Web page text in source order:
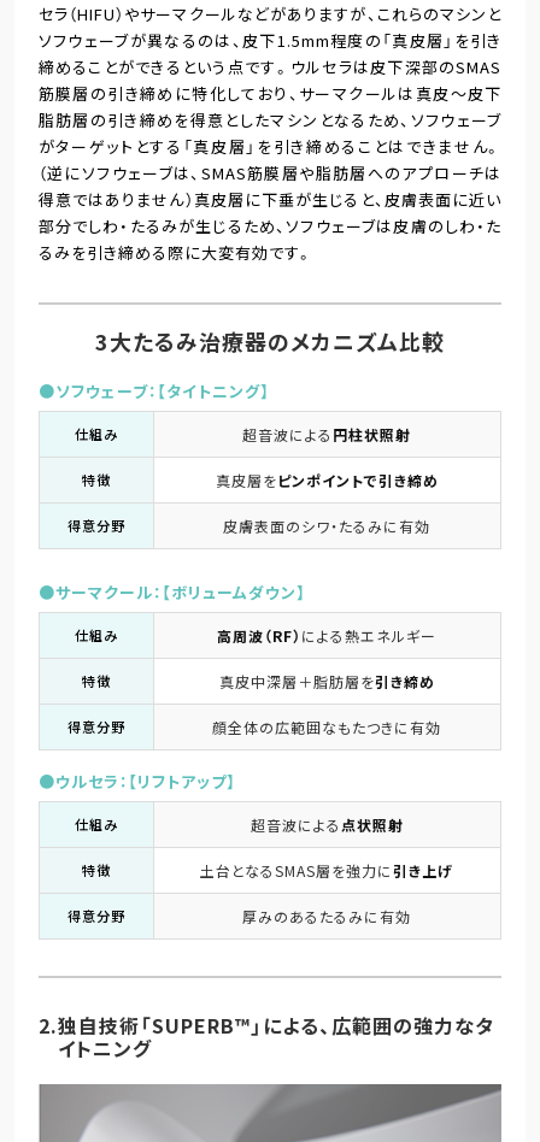
セラ（HIFU）やサーマクールなどがありますが、これらのマシンと
ソフウェーブが異なるのは、皮下1.5mm程度の「真皮層」を引き
締めることができるという点です。ウルセラは皮下深部のSMAS
筋膜層の引き締めに特化しており、サーマクールは真皮～皮下
脂肪層の引き締めを得意としたマシンとなるため、ソフウェーブ
がターゲットとする「真皮層」を引き締めることはできません。
（逆にソフウェーブは、SMAS筋膜層や脂肪層へのアプローチは
得意ではありません）真皮層に下垂が生じると、皮膚表面に近い
部分でしわ・たるみが生じるため、ソフウェーブは皮膚のしわ・た
るみを引き締める際に大変有効です。
3大たるみ治療器のメカニズム比較
●ソフウェーブ：【タイトニング】
仕組み 超音波による 円柱状照射
特徴 真皮層をピンポイントで引き締め
得意分野 皮膚表面のシワ・たるみに有効
●サーマクール：【ボリュームダウン】
仕組み 高周波（RF） による熱エネルギー
特徴 真皮中深層＋脂肪層を引き締め
得意分野 顔全体の広範囲なもたつきに有効
●ウルセラ：【リフトアップ】
仕組み 超音波による 点状照射
特徴 土台となるSMAS層を強力に引き上げ
得意分野 厚みのあるたるみに有効
2.独自技術「SUPERB™」による、広範囲の強力なタ
イトニング